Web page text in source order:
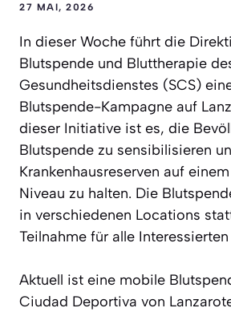
27 MAI, 2026
In dieser Woche führt die
Blutspende und Bluttherapie
Gesundheitsdienstes (SCS)
Blutspende-Kampagne auf
dieser Initiative ist es, die
Blutspende zu sensibilisieren
Krankenhausreserven auf
Niveau zu halten. Die
in verschiedenen Locations
Teilnahme für alle
Aktuell ist eine mobile
Ciudad Deportiva von